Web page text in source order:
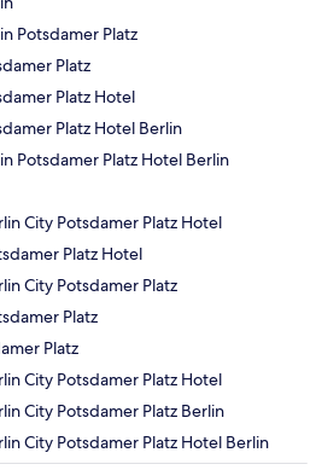
Potsdamer Platz
Platz
Platz Hotel
Platz Hotel Berlin
Potsdamer Platz Hotel Berlin
City Potsdamer Platz Hotel
Platz Hotel
City Potsdamer Platz
Platz
Platz
City Potsdamer Platz Hotel
City Potsdamer Platz Berlin
City Potsdamer Platz Hotel Berlin